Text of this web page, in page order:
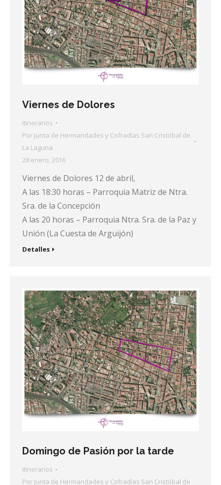
Viernes de Dolores
Itinerarios
Por Junta de Hermandades y Cofradías San Cristóbal de
La Laguna
28 enero, 2016
Viernes de Dolores 12 de abril,
A las 18:30 horas – Parroquia Matriz de Ntra.
Sra. de la Concepción
A las 20 horas – Parroquia Ntra. Sra. de la Paz y
Unión (La Cuesta de Arguijón)
Detalles
Domingo de Pasión por la tarde
Itinerarios
Por Junta de Hermandades y Cofradías San Cristóbal de